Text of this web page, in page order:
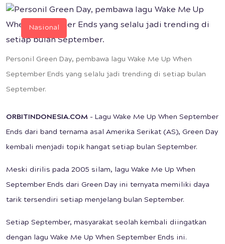
Personil Green Day, pembawa lagu Wake Me Up When
September Ends yang selalu jadi trending di setiap bulan
September.
Nasional
ORBITINDONESIA.COM - Lagu Wake Me Up When September
Ends dari band ternama asal Amerika Serikat (AS), Green Day
kembali menjadi topik hangat setiap bulan September.
Meski dirilis pada 2005 silam, lagu Wake Me Up When
September Ends dari Green Day ini ternyata memiliki daya
tarik tersendiri setiap menjelang bulan September.
Setiap September, masyarakat seolah kembali diingatkan
dengan lagu Wake Me Up When September Ends ini.